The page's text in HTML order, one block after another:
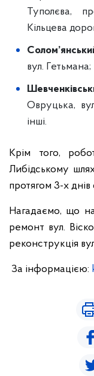
Туполєва,
Кільцева
вул. Гетьмана;
Овруцька,
інші.
Крім того,
Либідському
протягом 3-х
Нагадаємо, що
ремонт вул.
реконструкція
За інформацією: